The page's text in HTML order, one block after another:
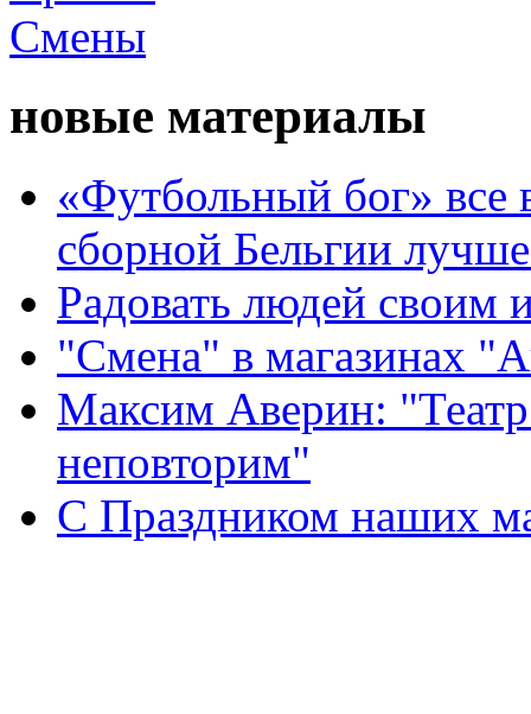
новые материалы
«Футбольный бог» все
сборной Бельгии
Радовать людей своим
"Смена" в магазинах
Максим Аверин:
неповторим"
С Праздником наших